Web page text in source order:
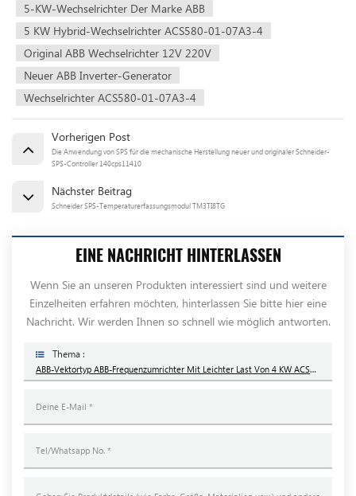
5-KW-Wechselrichter Der Marke ABB
5 KW Hybrid-Wechselrichter ACS580-01-07A3-4
Original ABB Wechselrichter 12V 220V
Neuer ABB Inverter-Generator
Wechselrichter ACS580-01-07A3-4
Vorherigen Post
Die Anwendung von SPS für die mechanische Herstellung neuer und originaler Schneider-
SPS-Controller 140cps11410
Nächster Beitrag
Schneider SPS-Temperaturerfassungsmodul TM3TI8TG
EINE NACHRICHT HINTERLASSEN
Wenn Sie an unseren Produkten interessiert sind und weitere
Einzelheiten erfahren möchten, hinterlassen Sie bitte hier eine
Nachricht. Wir werden Ihnen so schnell wie möglich antworten.
Thema :
ABB-Vektortyp ABB-Frequenzumrichter Mit Leichter Last Von 4 KW ACS580-01-07A3-4